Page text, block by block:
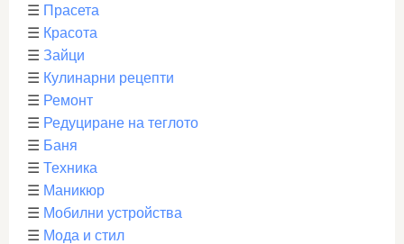
☰ Прасета
☰ Красота
☰ Зайци
☰ Кулинарни рецепти
☰ Ремонт
☰ Редуциране на теглото
☰ Баня
☰ Техника
☰ Маникюр
☰ Мобилни устройства
☰ Мода и стил